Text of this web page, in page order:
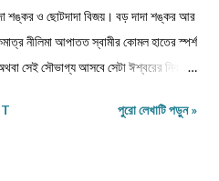
শঙ্কর ও ছোটদাদা বিজয়। বড় দাদা শঙ্কর আর
নীলিমা আপাতত স্বামীর কোমল হাতের স্পর্শ
সেই সৌভাগ্য আসবে সেটা ঈশ্বরের নিকটই
নিয়ে গঠিত সংসার নীলিমাদের পরিবার।
পুরো লেখাটি পড়ুন »